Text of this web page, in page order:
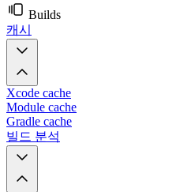
Builds
캐시
Xcode cache
Module cache
Gradle cache
빌드 분석